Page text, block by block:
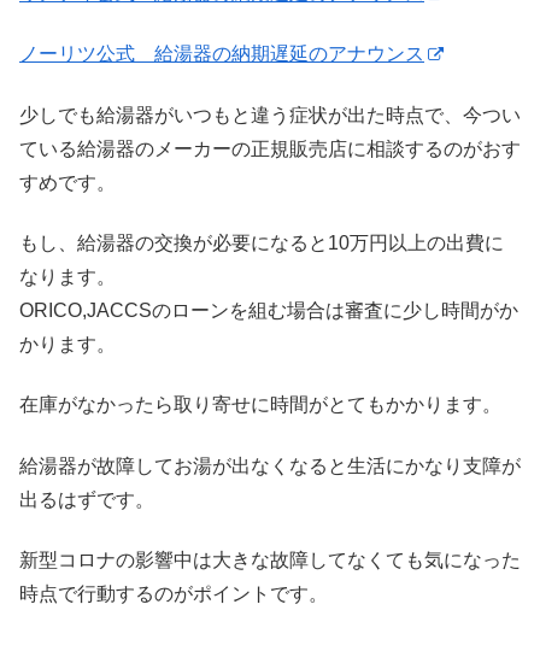
ノーリツ公式 給湯器の納期遅延のアナウンス
少しでも給湯器がいつもと違う症状が出た時点で、今つい
ている給湯器のメーカーの正規販売店に相談するのがおす
すめです。
もし、給湯器の交換が必要になると10万円以上の出費に
なります。
ORICO,JACCSのローンを組む場合は審査に少し時間がか
かります。
在庫がなかったら取り寄せに時間がとてもかかります。
給湯器が故障してお湯が出なくなると生活にかなり支障が
出るはずです。
新型コロナの影響中は大きな故障してなくても気になった
時点で行動するのがポイントです。